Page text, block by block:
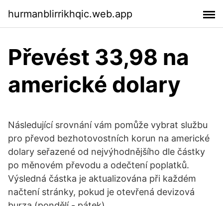
hurmanblirrikhqic.web.app
Převést 33,98 na
americké dolary
Následující srovnání vám pomůže vybrat službu
pro převod bezhotovostních korun na americké
dolary seřazené od nejvýhodnějšího dle částky
po měnovém převodu a odečtení poplatků.
Výsledná částka je aktualizována při každém
načtení stránky, pokud je otevřená devizová